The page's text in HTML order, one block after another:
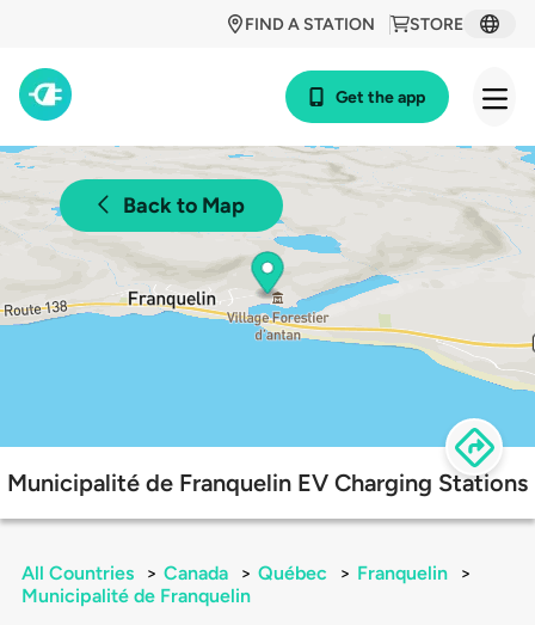
STORE
FIND A STATION
Get the app
Back to Map
Municipalité de Franquelin EV Charging Stations
All Countries > Canada > Québec > Franquelin
>
Municipalité de Franquelin